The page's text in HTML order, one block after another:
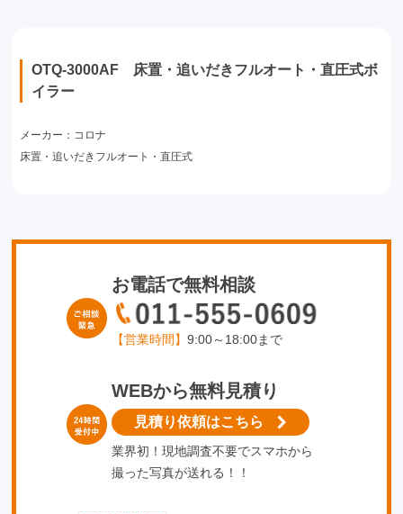
OTQ-3000AF 床置・追いだきフルオート・直圧式ボ
イラー
メーカー：コロナ
床置・追いだきフルオート・直圧式
お電話で無料相談
【営業時間】 9:00～18:00まで
WEBから無料見積り
見積り依頼はこちら
業界初！現地調査不要でスマホから
撮った写真が送れる！！